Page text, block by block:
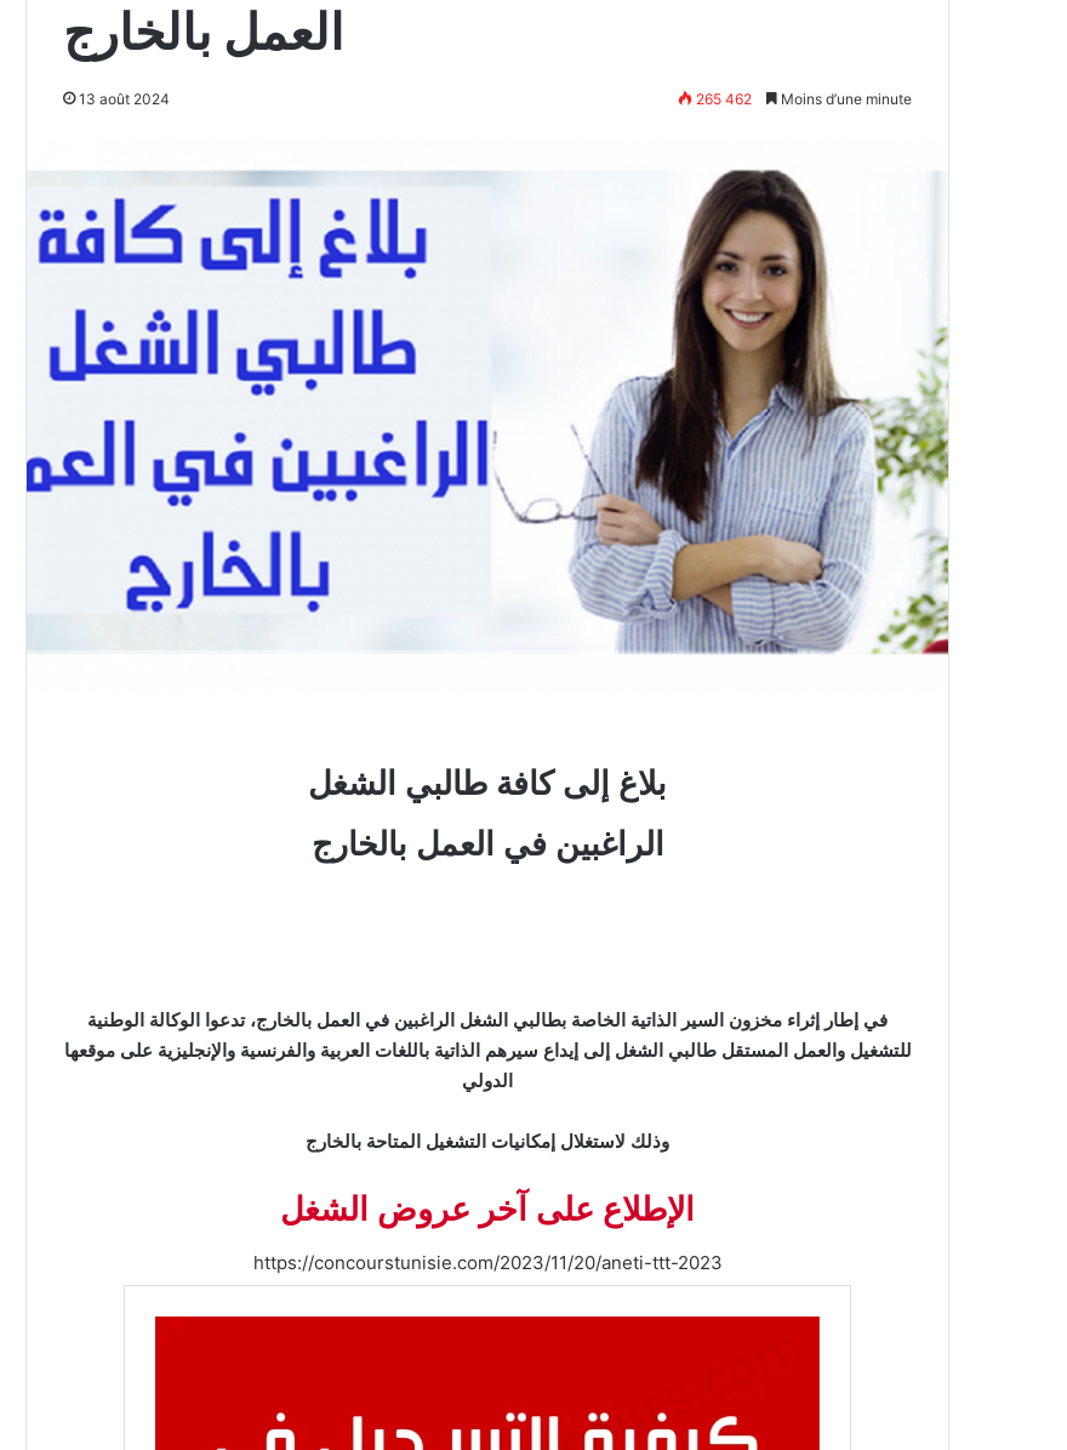
العمل بالخارج
13 août 2024 265 462 Moins d’une minute
بلاغ إلى كافة طالبي الشغل
الراغبين في العمل بالخارج
في إطار إثراء مخزون السير الذاتية الخاصة بطالبي الشغل الراغبين في العمل بالخارج، تدعوا الوكالة الوطنية
للتشغيل والعمل المستقل طالبي الشغل إلى إيداع سيرهم الذاتية باللغات العربية والفرنسية والإنجليزية على موقعها
الدولي
وذلك لاستغلال إمكانيات التشغيل المتاحة بالخارج
الإطلاع على آخر عروض الشغل
https://concourstunisie.com/2023/11/20/aneti-ttt-2023